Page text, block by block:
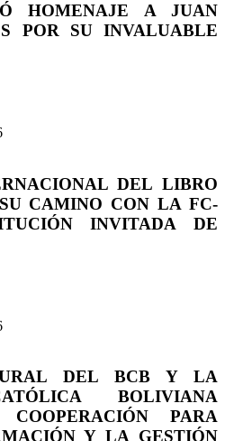
HOMENAJE A JUAN
POR SU INVALUABLE
DEL LIBRO
CAMINO CON LA FC-
INVITADA DE
DEL BCB Y LA
BOLIVIANA
PARA
Y LA GESTIÓN